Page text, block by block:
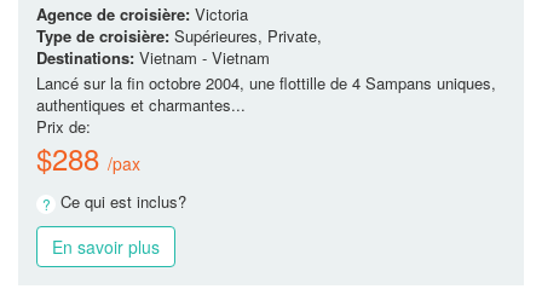
Agence de croisière: Victoria
Type de croisière: Supérieures, Private,
Destinations: Vietnam - Vietnam
Lancé sur la fin octobre 2004, une flottille de 4 Sampans uniques,
authentiques et charmantes...
Prix de:
$288 /pax
Ce qui est inclus?
En savoir plus